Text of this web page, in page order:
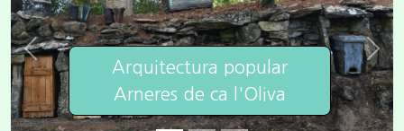
Arquitectura popular
Arneres de ca l'Oliva
Previous Next